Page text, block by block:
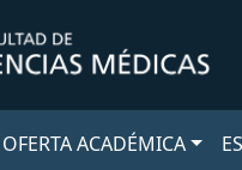
OFERTA ACADÉMICA